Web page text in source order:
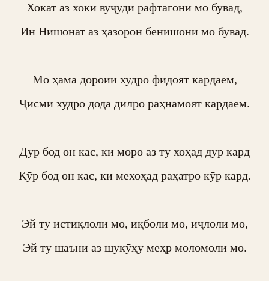
Хокат аз хоки вуҷуди рафтагони мо бувад,
Ин Нишонат аз ҳазорон бенишони мо бувад.
Мо ҳама дороии худро фидоят кардаем,
Ҷисми худро дода дилро раҳнамоят кардаем.
Дур бод он кас, ки моро аз ту хоҳад дур кард
Кӯр бод он кас, ки мехоҳад раҳатро кӯр кард.
Эй ту истиқлоли мо, иқболи мо, иҷлоли мо,
Эй ту шаъни аз шукӯҳу меҳр моломоли мо.